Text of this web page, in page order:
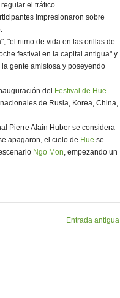
regular el tráfico.
impresionaron sobre
"el ritmo de vida en las orillas de
festival en la capital antigua" y
gente amistosa y poseyendo
del
Festival de Hue
de Rusia, Korea, China,
Pierre Alain Huber se considera
apagaron, el cielo de Hue se
Ngo Mon, empezando un
Entrada antigua